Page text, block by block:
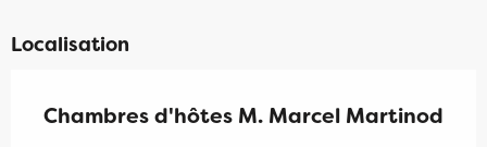
Localisation
Chambres d'hôtes M. Marcel Martinod